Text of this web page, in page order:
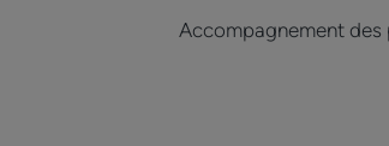
Accompagnement des